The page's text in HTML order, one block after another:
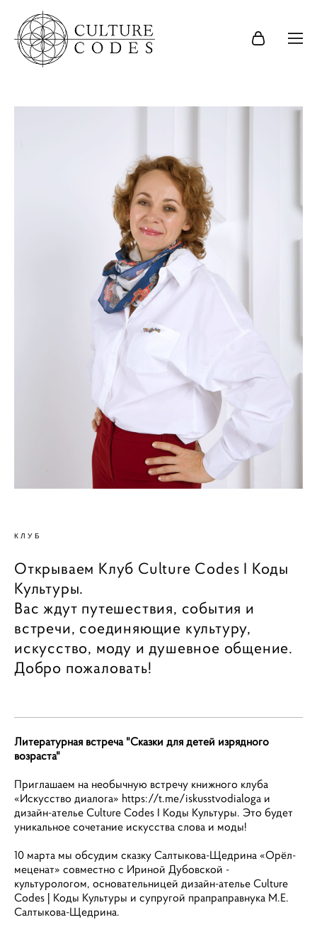
КЛУБ
Открываем Клуб Culture Codes I Коды
Культуры.
Вас ждут путешествия, события и
встречи, соединяющие культуру,
искусство, моду и душевное общение.
Добро пожаловать!
Литературная встреча "Сказки для детей изрядного
возраста"
Приглашаем на необычную встречу книжного клуба
«Искусство диалога» https://t.me/iskusstvodialoga и
дизайн-ателье Culture Codes I Коды Культуры. Это будет
уникальное сочетание искусства слова и моды!
10 марта мы обсудим сказку Салтыкова-Щедрина «Орёл-
меценат» совместно с Ириной Дубовской -
культурологом, основательницей дизайн-ателье Culture
Codes | Коды Культуры и супругой прапраправнука М.Е.
Салтыкова-Щедрина.